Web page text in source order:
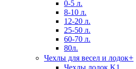
0-5 л.
8-10 л.
12-20 л.
25-50 л.
60-70 л.
80л.
Чехлы для весел и лодок+
Чехлы лодок K1